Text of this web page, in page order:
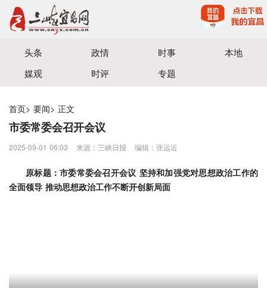
宜昌三峡融媒体中心主办
头条 政情 时事
本地
媒观
时评 专题
首页> 要闻> 正文
市委常委会召开会议
2025-09-01 06:03 来源：三峡日报 编辑：张远近
原标题：市委常委会召开会议 坚持和加强党对思想政治工作的
全面领导 推动思想政治工作不断开创新局面